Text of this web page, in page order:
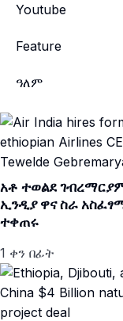
Youtube
Feature
ዓለም
አቶ ተወልደ
ኢንዲያ ዋና ስራ
ተቀጠሩ
1 ቀን በፊት